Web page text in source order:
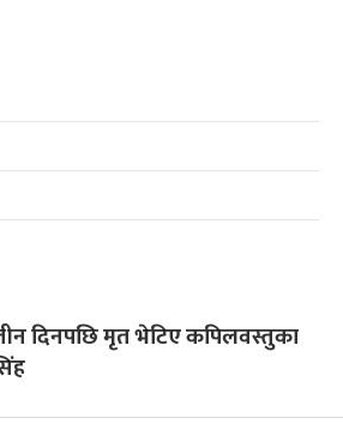
दिनपछि मृत भेटिए कपिलवस्तुका